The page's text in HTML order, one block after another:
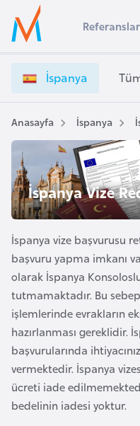
Ülke Seçimi
Başvuru yapmak istediğiniz
Üye
Girişi
s
a
n
a
V
i
z
e
İ
ş
l
e
m
e
r
i
İspanya
Anasayfa İspanya
İspanya Vize
İspanya vize başvurusu
başvuru yapma imkanı
olarak İspanya
tutmamaktadır. Bu
işlemlerinde evrakların
hazırlanması gereklidir.
başvurularında
vermektedir. İspanya
ücreti iade
bedelinin iadesi yoktur.
s
t
r
a
A
v
u
t
u
r
y
a
A
z
e